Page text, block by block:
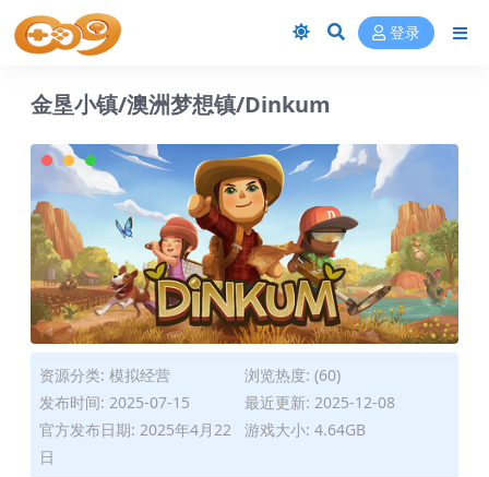
登录
金垦小镇/澳洲梦想镇/Dinkum
资源分类: 模拟经营
浏览热度: (60)
发布时间: 2025-07-15
最近更新: 2025-12-08
官方发布日期: 2025年4月22
日
游戏大小: 4.64GB